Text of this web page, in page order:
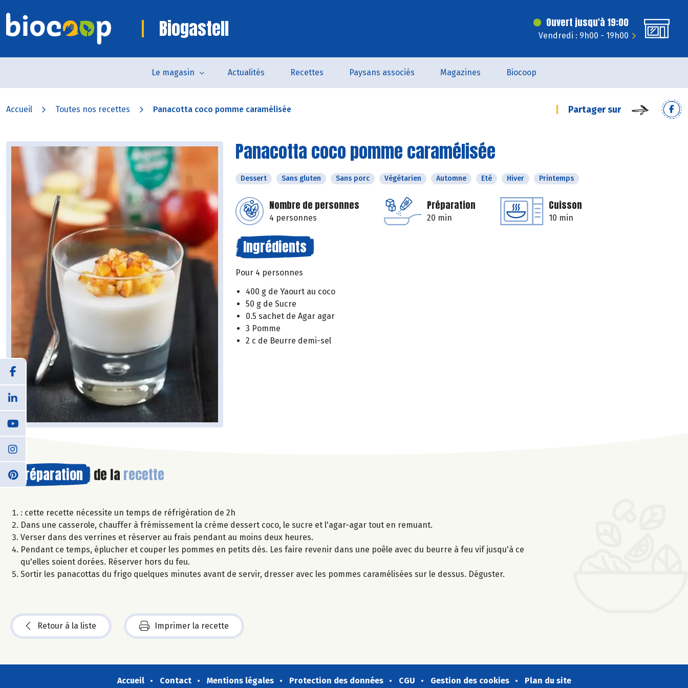
Biogastell Ouvert jusqu'à 19:00
Vendredi : 9h00 - 19h00
Le magasin Actualités Recettes Paysans associés Magazines Biocoop
Accueil Toutes nos recettes Panacotta coco pomme caramélisée Partager sur
Panacotta coco pomme caramélisée
Dessert Sans gluten Sans porc Végétarien Automne Eté Hiver Printemps
Nombre de personnes
4 personnes
Préparation
20 min
Cuisson
10 min
Ingrédients
Pour 4 personnes
400 g de Yaourt au coco
50 g de Sucre
0.5 sachet de Agar agar
3 Pomme
2 c de Beurre demi-sel
Préparation de la recette
: cette recette nécessite un temps de réfrigération de 2h
Dans une casserole, chauffer à frémissement la crème dessert coco, le sucre et l'agar-agar tout en remuant.
Verser dans des verrines et réserver au frais pendant au moins deux heures.
Pendant ce temps, éplucher et couper les pommes en petits dés. Les faire revenir dans une poêle avec du beurre à feu vif jusqu'à ce
qu'elles soient dorées. Réserver hors du feu.
Sortir les panacottas du frigo quelques minutes avant de servir, dresser avec les pommes caramélisées sur le dessus. Déguster.
Retour à la liste Imprimer la recette
Accueil Contact Mentions légales Protection des données CGU Gestion des cookies Plan du site